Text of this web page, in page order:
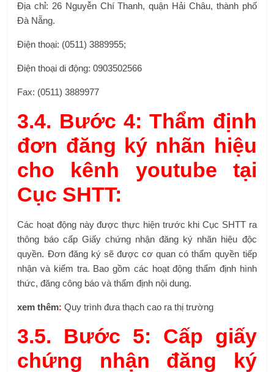
Địa chỉ: 26 Nguyễn Chí Thanh, quận Hải Châu, thành phố
Đà Nẵng.
Điện thoại: (0511) 3889955;
Điện thoại di động: 0903502566
Fax: (0511) 3889977
3.4. Bước 4: Thẩm định
đơn đăng ký nhãn hiệu
cho kênh youtube tại
Cục SHTT:
Các hoạt động này được thực hiện trước khi Cục SHTT ra
thông báo cấp Giấy chứng nhận đăng ký nhãn hiệu độc
quyền. Đơn đăng ký sẽ được cơ quan có thẩm quyền tiếp
nhận và kiểm tra. Bao gồm các hoạt động thẩm định hình
thức, đăng công báo và thẩm định nội dung.
xem thêm: Quy trình đưa thạch cao ra thị trường
3.5. Bước 5: Cấp giấy
chứng nhận đăng ký